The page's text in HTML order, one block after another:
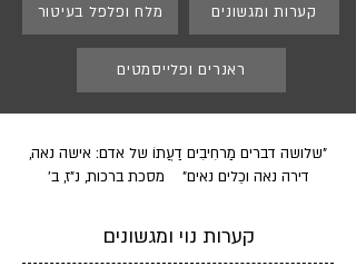
קערות ומגשונים מלח ופלפל בעיטור
ראנרים ופלייסמטים
"שלושה דברים מַרחִיבִים דַעֲתוֹ של אדם: אישה נאה,
דירה נאה וכֵלים נאים" מסכת ברכות, נ"ז, ב'
קערות נוי ומגשונים